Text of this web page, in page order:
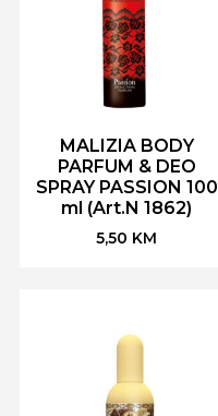
MALIZIA BODY
PARFUM & DEO
SPRAY PASSION 100
ml (Art.N 1862)
5,50 KM